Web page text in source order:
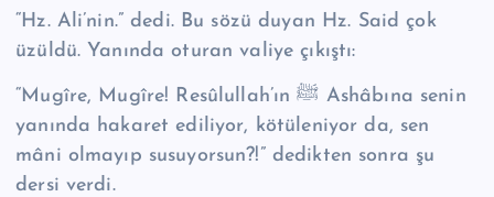
“Hz. Ali’nin.” dedi. Bu sözü duyan Hz. Said çok
üzüldü. Yanında oturan valiye çıkış­tı:
“Mugîre, Mugîre! Re­sû­lul­lah’ın ﷺ Ashâbına senin
yanında hakaret edi­liyor, kötüleniyor da, sen
mâni olmayıp susuyorsun?!” dedikten sonra şu
dersi verdi.